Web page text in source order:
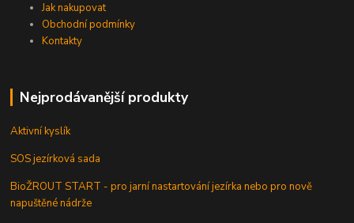
Jak nakupovat
Obchodní podmínky
Kontakty
Nejprodávanější produkty
Aktivní kyslík
SOS jezírková sada
BioŽROUT START - pro jarní nastartování jezírka nebo pro nově
napuštěné nádrže